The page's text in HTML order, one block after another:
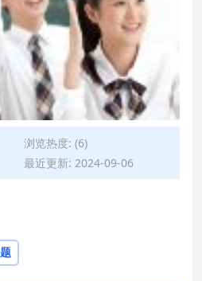
浏览热度: (6)
最近更新: 2024-09-06